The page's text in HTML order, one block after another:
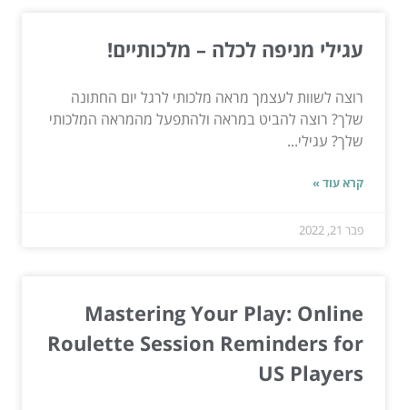
עגילי מניפה לכלה – מלכותיים!
רוצה לשוות לעצמך מראה מלכותי לרגל יום החתונה
שלך? רוצה להביט במראה ולהתפעל מהמראה המלכותי
שלך? עגילי...
קרא עוד »
פבר 21, 2022
Mastering Your Play: Online
Roulette Session Reminders for
US Players